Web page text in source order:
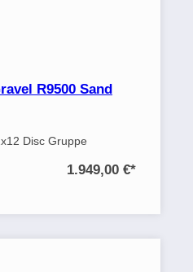
R9500 Sand
Disc Gruppe
1.949,00 €*